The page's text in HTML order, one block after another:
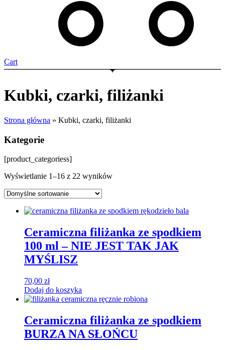
Cart
Kubki, czarki, filiżanki
Strona główna » Kubki, czarki, filiżanki
Kategorie
[product_categoriess]
Wyświetlanie 1–16 z 22 wyników
Ceramiczna filiżanka ze spodkiem
100 ml – NIE JEST TAK JAK
MYŚLISZ
70,00 zł
Dodaj do koszyka
Ceramiczna filiżanka ze spodkiem
BURZA NA SŁOŃCU